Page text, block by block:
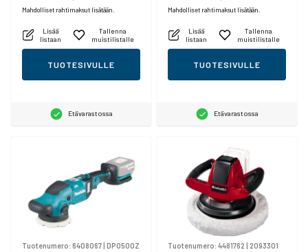
Mahdolliset rahtimaksut lisätään.
Lisää
listaan
Tallenna
muistilistalle
TUOTESIVULLE
Etävarastossa
Mahdolliset rahtimaksut lisätään.
Lisää
listaan
Tallenna
muistilistalle
TUOTESIVULLE
Etävarastossa
Tuotenumero: 6408067 DPO500Z Tuotenumero: 4481762 2093301